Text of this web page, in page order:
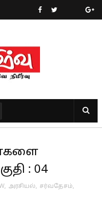
: 04
, அரசியல், சர்வதேசம்,